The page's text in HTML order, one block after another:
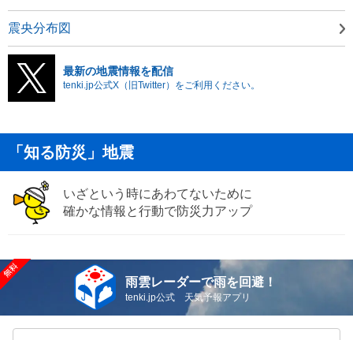
震央分布図
最新の地震情報を配信
tenki.jp公式X（旧Twitter）をご利用ください。
「知る防災」地震
いざという時にあわてないために
確かな情報と行動で防災力アップ
雨雲レーダーで雨を回避！
tenki.jp公式 天気予報アプリ